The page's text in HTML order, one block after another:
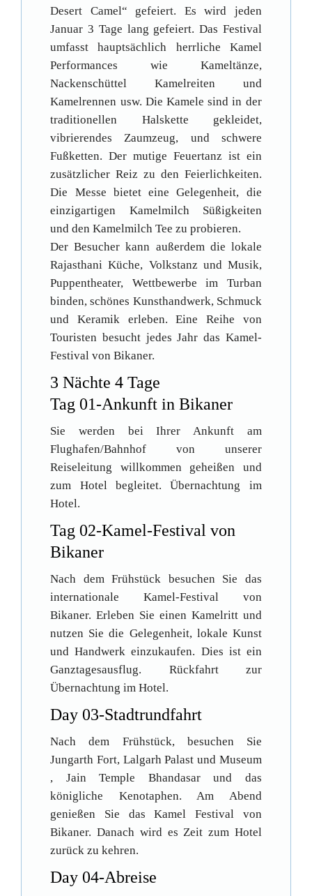
Desert Camel“ gefeiert. Es wird jeden
Januar 3 Tage lang gefeiert. Das Festival
umfasst hauptsächlich herrliche Kamel
Performances wie Kameltänze,
Nackenschüttel Kamelreiten und
Kamelrennen usw. Die Kamele sind in der
traditionellen Halskette gekleidet,
vibrierendes Zaumzeug, und schwere
Fußketten. Der mutige Feuertanz ist ein
zusätzlicher Reiz zu den Feierlichkeiten.
Die Messe bietet eine Gelegenheit, die
einzigartigen Kamelmilch Süßigkeiten
und den Kamelmilch Tee zu probieren.
Der Besucher kann außerdem die lokale
Rajasthani Küche, Volkstanz und Musik,
Puppentheater, Wettbewerbe im Turban
binden, schönes Kunsthandwerk, Schmuck
und Keramik erleben. Eine Reihe von
Touristen besucht jedes Jahr das Kamel-
Festival von Bikaner.
3 Nächte 4 Tage
Tag 01-Ankunft in Bikaner
Sie werden bei Ihrer Ankunft am
Flughafen/Bahnhof von unserer
Reiseleitung willkommen geheißen und
zum Hotel begleitet. Übernachtung im
Hotel.
Tag 02-Kamel-Festival von
Bikaner
Nach dem Frühstück besuchen Sie das
internationale Kamel-Festival von
Bikaner. Erleben Sie einen Kamelritt und
nutzen Sie die Gelegenheit, lokale Kunst
und Handwerk einzukaufen. Dies ist ein
Ganztagesausflug. Rückfahrt zur
Übernachtung im Hotel.
Day 03-Stadtrundfahrt
Nach dem Frühstück, besuchen Sie
Jungarth Fort, Lalgarh Palast und Museum
, Jain Temple Bhandasar und das
königliche Kenotaphen. Am Abend
genießen Sie das Kamel Festival von
Bikaner. Danach wird es Zeit zum Hotel
zurück zu kehren.
Day 04-Abreise